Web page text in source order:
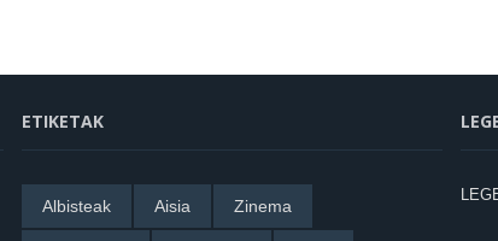
ETIKETAK
Albisteak Aisia Zinema